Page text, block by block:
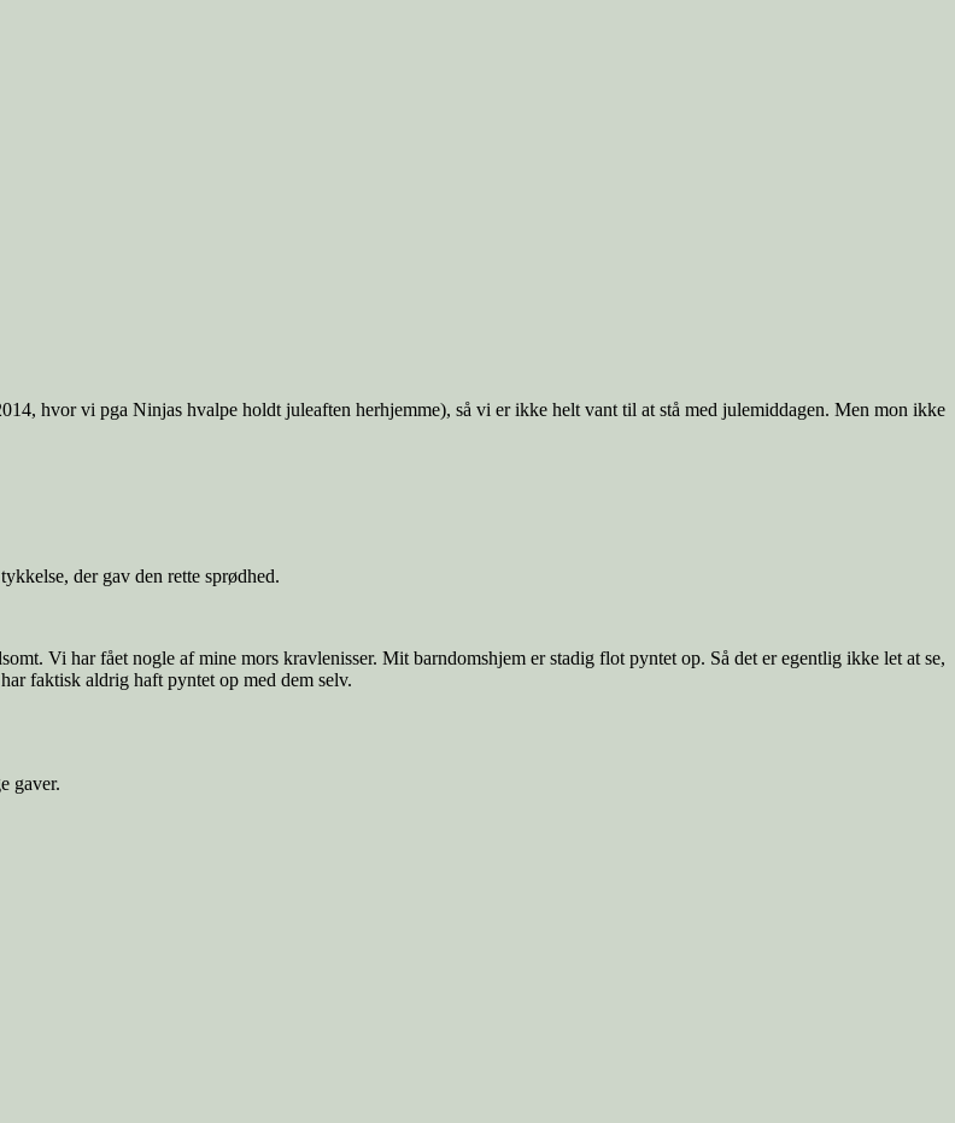
hvor vi pga Ninjas hvalpe holdt juleaften herhjemme), så vi er ikke helt vant til at stå med julemiddagen. Men mon ikke
der gav den rette sprødhed.
Vi har fået nogle af mine mors kravlenisser. Mit barndomshjem er stadig flot pyntet op. Så det er egentlig ikke let at se,
faktisk aldrig haft pyntet op med dem selv.
gaver.